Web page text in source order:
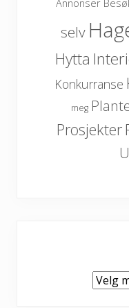
Annonser
selv
Hytta
Konkurranse
meg
Prosjekter
Arkiv